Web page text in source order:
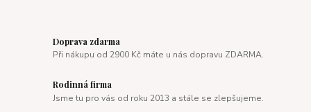
Doprava zdarma
Při nákupu od 2900 Kč máte u nás dopravu ZDARMA.
Rodinná firma
Jsme tu pro vás od roku 2013 a stále se zlepšujeme.